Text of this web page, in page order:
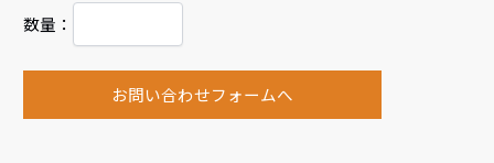
数量：
お問い合わせフォームへ